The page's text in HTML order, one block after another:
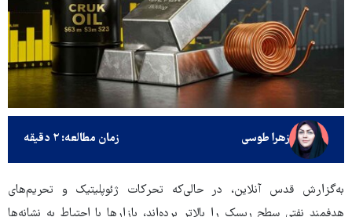
زهرا طوسی زمان مطالعه: ۲ دقیقه
به‌گزارش قدس آنلاین، در حالی‌که تحرکات ژئوپلیتیک و تحریم‌های